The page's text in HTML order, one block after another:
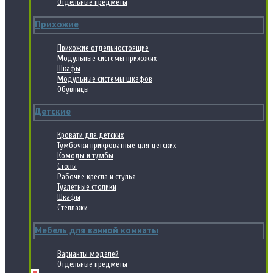
Отдельные предметы
Прихожие
Прихожие отдельностоящие
Модульные системы прихожих
Шкафы
Модульные системы шкафов
Обувницы
Детские
Кровати для детских
Тумбочки прикроватные для детских
Комоды и тумбы
Столы
Рабочие кресла и стулья
Туалетные столики
Шкафы
Стеллажи
Мебель для ванной комнаты
Варианты моделей
Отдельные предметы